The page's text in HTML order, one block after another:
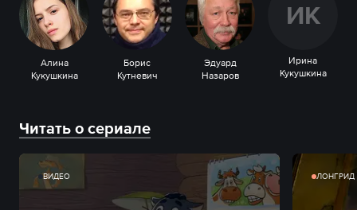
Алина
Кукушкина
Борис
Кутневич
Эдуард
Назаров
ИК
Ирина
Кукушкина
Читать о сериале
ВИДЕО ЛОНГРИД